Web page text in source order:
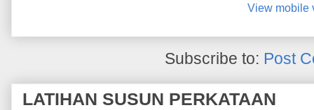
View mobile
Subscribe to: Post
LATIHAN SUSUN PERKATAAN